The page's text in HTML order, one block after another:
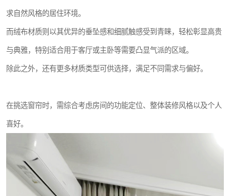
求自然风格的居住环境。
而绒布材质则以其优异的垂坠感和细腻触感受到青睐，轻松彰显高贵
与典雅，特别适合用于客厅或主卧等需要凸显气派的区域。
除此之外，还有更多材质类型可供选择，满足不同需求与偏好。
在挑选窗帘时，需综合考虑房间的功能定位、整体装修风格以及个人
喜好。